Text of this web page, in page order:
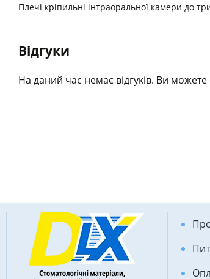
Плечі кріпильні інтраоральної камери до
Відгуки
На даний час немає відгуків. Ви